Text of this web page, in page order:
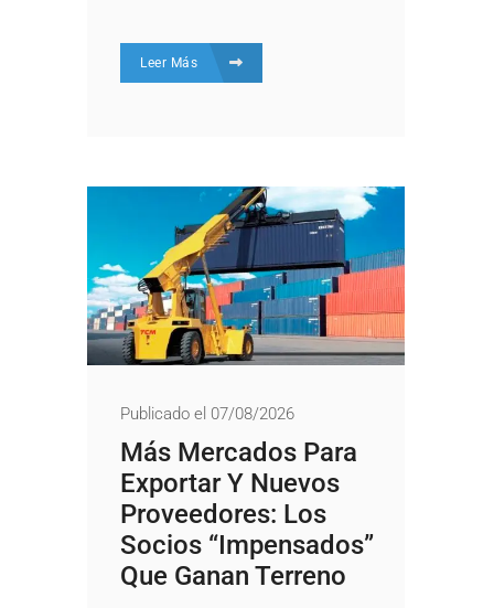
Leer Más
Publicado el 07/08/2026
Más Mercados Para
Exportar Y Nuevos
Proveedores: Los
Socios “impensados”
Que Ganan Terreno